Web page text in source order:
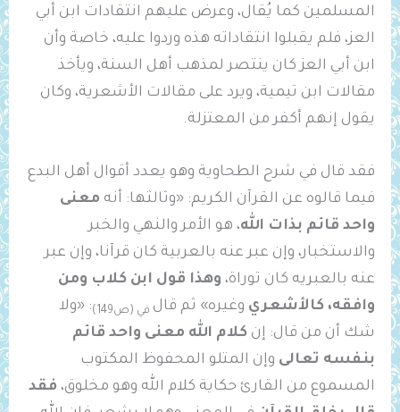
المسلمين كما يُقال، وعرض عليهم انتقادات ابن أبي
العز، فلم يقبلوا انتقاداته هذه وردوا عليه، خاصة وأن
ابن أبي العز كان ينتصر لمذهب أهل السنة، ويأخذ
مقالات ابن تيمية، ويرد على مقالات الأشعرية، وكان
يقول إنهم أكفر من المعتزلة.
فقد قال في شرح الطحاوية وهو يعدد أقوال أهل البدع
فيما قالوه عن القرآن الكريم: «وثالثها: أنه ‌معنى
‌واحد ‌قائم بذات الله، هو الأمر والنهي والخبر
والاستخبار، وإن عبر عنه بالعربية كان قرآنا، وإن عبر
عنه بالعبريه كان توراة، وهذا قول ابن كلاب ومن
وافقه، كالأشعري وغيره» ثم قال في (ص149)
: «ولا
شك أن من قال: إنكلام الله معنى واحد قائم
بنفسه تعالى وإن المتلو المحفوظ المكتوب
المسموع من القارئ حكاية كلام الله وهو مخلوق، فقد